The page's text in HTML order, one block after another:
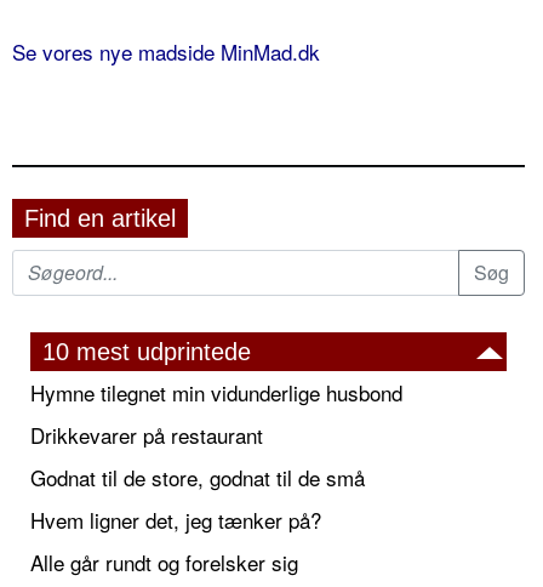
Se vores nye madside MinMad.dk
Find en artikel
10 mest udprintede
Hymne tilegnet min vidunderlige husbond
Drikkevarer på restaurant
Godnat til de store, godnat til de små
Hvem ligner det, jeg tænker på?
Alle går rundt og forelsker sig